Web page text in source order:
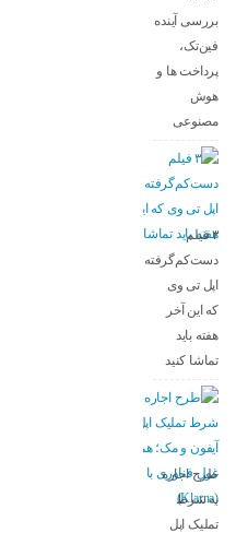
بررسی آینده
فین‌تک،
پرداخت‌ ها و
هوش
مصنوعی
۳ فیلم
دست‌کم‌گرفته‌شده
اپل تی وی
که این آخر
هفته باید
تماشا کنید
طرح اجاره
به شرط
تملیک اپل